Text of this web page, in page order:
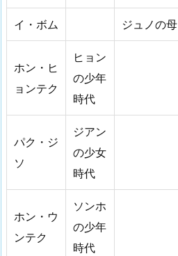
イ・ボム ジュノの母
ホン・ヒ
ョンテク
ヒョン
の少年
時代
パク・ジ
ソ
ジアン
の少女
時代
ホン・ウ
ンテク
ソンホ
の少年
時代